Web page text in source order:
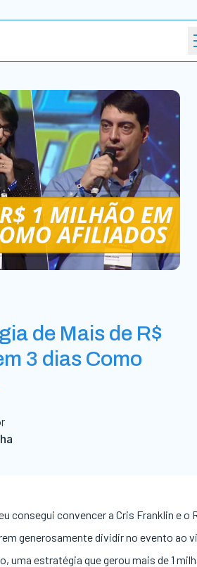
de Mais de R$
3 dias Como
consegui convencer a Cris Franklin e o
generosamente dividir no evento ao
uma estratégia que gerou mais de 1